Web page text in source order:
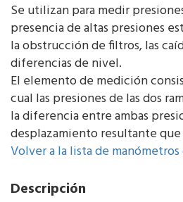
Se utilizan para medir
presencia de altas presiones
la obstrucción de filtros, las
diferencias de nivel.
El elemento de medición
cual las presiones de las dos
la diferencia entre ambas
desplazamiento resultante
Volver a la lista de
Descripción